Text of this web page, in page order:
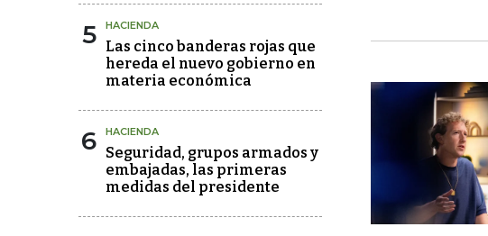
5 HACIENDA
Las cinco banderas rojas que
hereda el nuevo gobierno en
materia económica
6 HACIENDA
Seguridad, grupos armados y
embajadas, las primeras
medidas del presidente